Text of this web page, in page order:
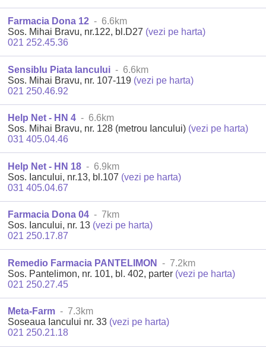
Farmacia Dona 12 - 6.6km
Sos. Mihai Bravu, nr.122, bl.D27 (vezi pe harta)
021 252.45.36
Sensiblu Piata Iancului - 6.6km
Sos. Mihai Bravu, nr. 107-119 (vezi pe harta)
021 250.46.92
Help Net - HN 4 - 6.6km
Sos. Mihai Bravu, nr. 128 (metrou Iancului) (vezi pe harta)
031 405.04.46
Help Net - HN 18 - 6.9km
Sos. Iancului, nr.13, bl.107 (vezi pe harta)
031 405.04.67
Farmacia Dona 04 - 7km
Sos. Iancului, nr. 13 (vezi pe harta)
021 250.17.87
Remedio Farmacia PANTELIMON
- 7.2km
Sos. Pantelimon, nr. 101, bl. 402, parter (vezi pe harta)
021 250.27.45
Meta-Farm - 7.3km
Soseaua Iancului nr. 33 (vezi pe harta)
021 250.21.18